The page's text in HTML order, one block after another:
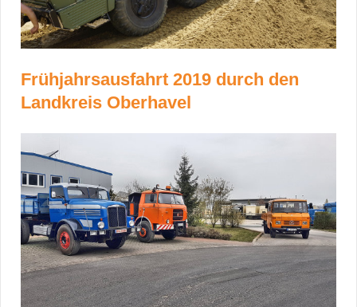
Frühjahrsausfahrt 2019 durch den
Landkreis Oberhavel